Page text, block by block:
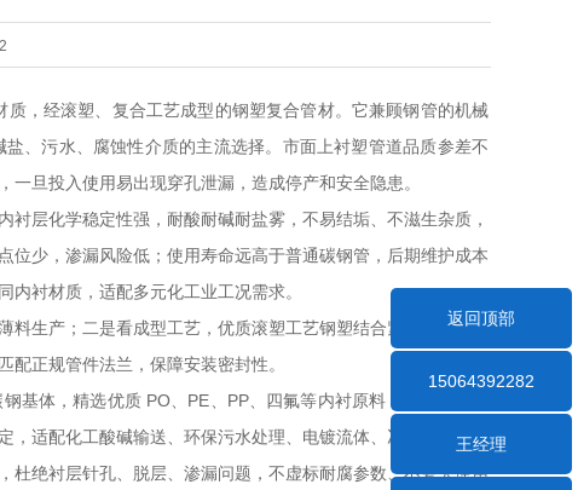
，经滚塑、复合工艺成型的钢塑复合管材。它兼顾钢管的机械
、污水、腐蚀性介质的主流选择。市面上衬塑管道品质参差不
旦投入使用易出现穿孔泄漏，造成停产和安全隐患。
层化学稳定性强，耐酸耐碱耐盐雾，不易结垢、不滋生杂质，
少，渗漏风险低；使用寿命远高于普通碳钢管，后期维护成本
衬材质，适配多元化工业工况需求。
料生产；二是看成型工艺，优质滚塑工艺钢塑结合紧密，不易分
正规管件法兰，保障安装密封性。
基体，精选优质 PO、PE、PP、四氟等内衬原料，运用成熟滚
适配化工酸碱输送、环保污水处理、电镀流体、冶金循环水等
杜绝衬层针孔、脱层、渗漏问题，不虚标耐腐参数、不夸大使用
返回顶部
15064392282
王经理